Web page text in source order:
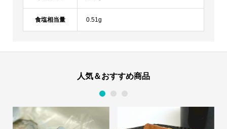
食塩相当量 0.51g
人気＆おすすめ商品
1 2 3